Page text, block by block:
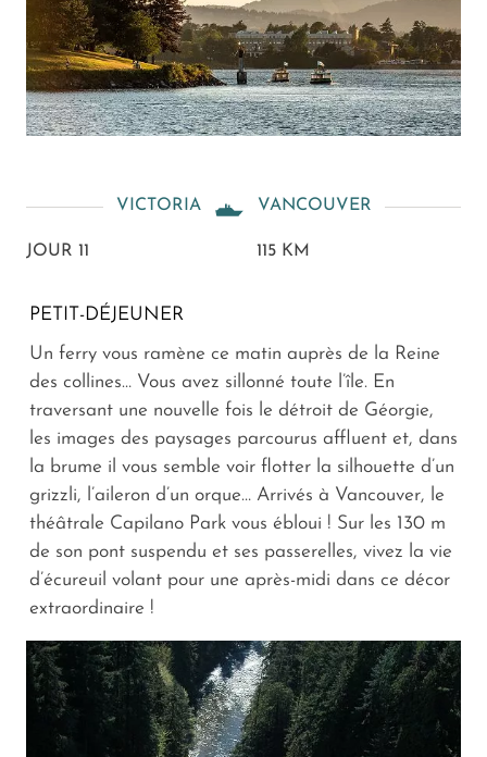
VICTORIA VANCOUVER
JOUR 11 115 KM
PETIT-DÉJEUNER
Un ferry vous ramène ce matin auprès de la Reine
des collines… Vous avez sillonné toute l’île. En
traversant une nouvelle fois le détroit de Géorgie,
les images des paysages parcourus affluent et, dans
la brume il vous semble voir flotter la silhouette d’un
grizzli, l’aileron d’un orque… Arrivés à Vancouver, le
théâtrale Capilano Park vous ébloui ! Sur les 130 m
de son pont suspendu et ses passerelles, vivez la vie
d’écureuil volant pour une après-midi dans ce décor
extraordinaire !